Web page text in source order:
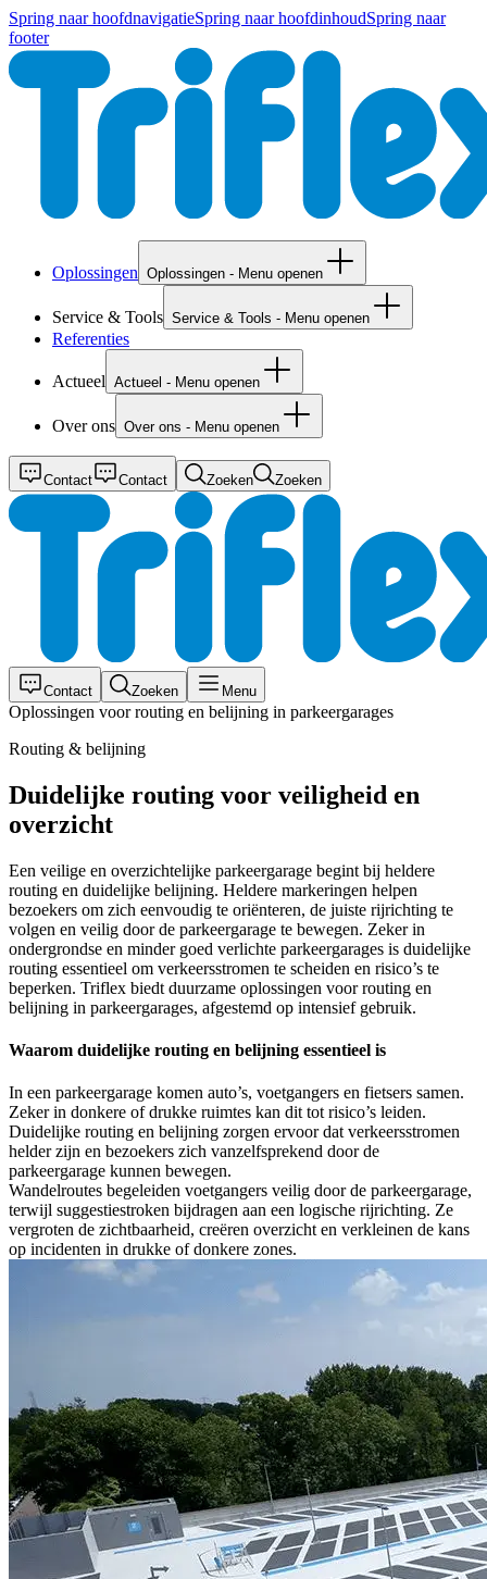
Spring naar hoofdnavigatieSpring naar hoofdinhoudSpring naar
footer
Oplossingen Oplossingen - Menu openen
Service & Tools Service & Tools - Menu openen
Referenties
Actueel Actueel - Menu openen
Over ons Over ons - Menu openen
Contact Contact Zoeken Zoeken
Contact Zoeken Menu
Oplossingen voor routing en belijning in parkeergarages
Routing & belijning
Duidelijke routing voor veiligheid en
overzicht
Een veilige en overzichtelijke parkeergarage begint bij heldere
routing en duidelijke belijning. Heldere markeringen helpen
bezoekers om zich eenvoudig te oriënteren, de juiste rijrichting te
volgen en veilig door de parkeergarage te bewegen. Zeker in
ondergrondse en minder goed verlichte parkeergarages is duidelijke
routing essentieel om verkeersstromen te scheiden en risico’s te
beperken. Triflex biedt duurzame oplossingen voor routing en
belijning in parkeergarages, afgestemd op intensief gebruik.
Waarom duidelijke routing en belijning essentieel is
In een parkeergarage komen auto’s, voetgangers en fietsers samen.
Zeker in donkere of drukke ruimtes kan dit tot risico’s leiden.
Duidelijke routing en belijning zorgen ervoor dat verkeersstromen
helder zijn en bezoekers zich vanzelfsprekend door de
parkeergarage kunnen bewegen.
Wandelroutes begeleiden voetgangers veilig door de parkeergarage,
terwijl suggestiestroken bijdragen aan een logische rijrichting. Ze
vergroten de zichtbaarheid, creëren overzicht en verkleinen de kans
op incidenten in drukke of donkere zones.